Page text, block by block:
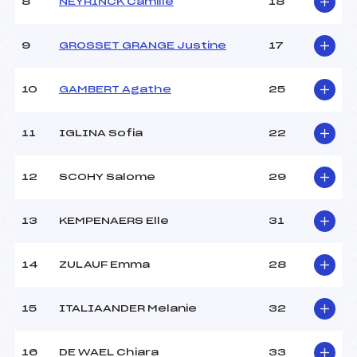
CALMES PHILIPPE (FRA)
Ouvreurs D :
Météo :
45
Traceur :
FIVEL CHRISTOPHE (FRA)
BARTON DAN (GBR)
CALMES PHILIPPE (FRA)
Ouvreurs E :
Température arrivée :
8 NEYRINCK Camille 18
9 GROSSET GRANGE Justine 17
10 GAMBERT Agathe 25
11 IGLINA Sofia 22
12 SCOHY Salome 29
13 KEMPENAERS Elle 31
14 ZULAUF Emma 28
15 ITALIAANDER Melanie 32
16 DE WAEL Chiara 33